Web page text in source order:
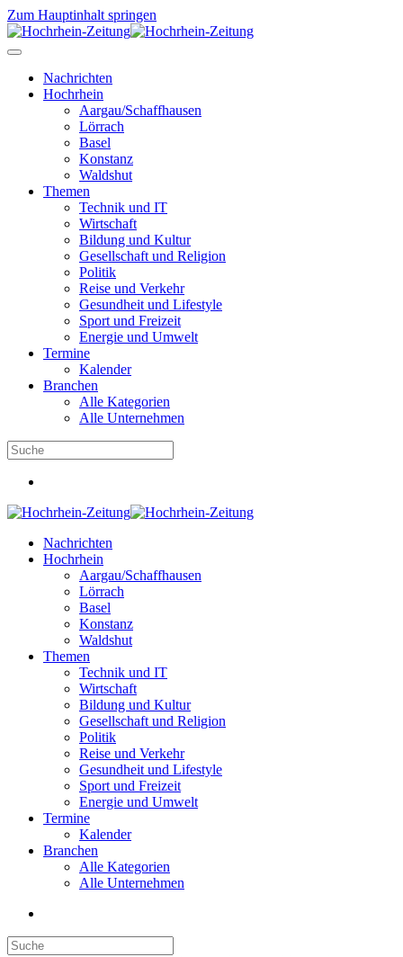
Zum Hauptinhalt springen
Nachrichten
Hochrhein
Aargau/Schaffhausen
Lörrach
Basel
Konstanz
Waldshut
Themen
Technik und IT
Wirtschaft
Bildung und Kultur
Gesellschaft und Religion
Politik
Reise und Verkehr
Gesundheit und Lifestyle
Sport und Freizeit
Energie und Umwelt
Termine
Kalender
Branchen
Alle Kategorien
Alle Unternehmen
Nachrichten
Hochrhein
Aargau/Schaffhausen
Lörrach
Basel
Konstanz
Waldshut
Themen
Technik und IT
Wirtschaft
Bildung und Kultur
Gesellschaft und Religion
Politik
Reise und Verkehr
Gesundheit und Lifestyle
Sport und Freizeit
Energie und Umwelt
Termine
Kalender
Branchen
Alle Kategorien
Alle Unternehmen